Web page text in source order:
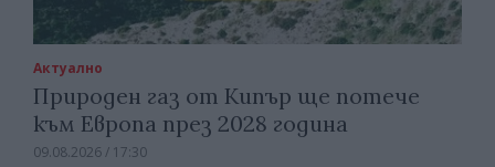
Актуално
Природен газ от Кипър ще потече
към Европа през 2028 година
09.08.2026 / 17:30